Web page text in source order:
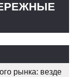
рынка: везде